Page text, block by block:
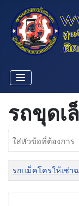
รถขุดเ
ใส่หัวข้อที่ต้องการ
ชื่อ
รถแม็คโครให้เช่า